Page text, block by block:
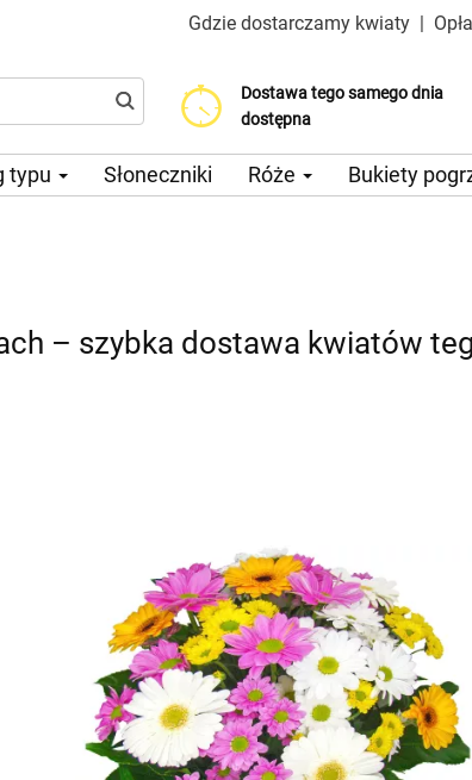
Gdzie dostarczamy kwiaty |
Dostawa tego samego dnia
dostępna
Koszt dostawy już od 200 CZK
Wybierz datę dostawy
typu Słoneczniki Róże Bukiety
– szybka dostawa kwiatów